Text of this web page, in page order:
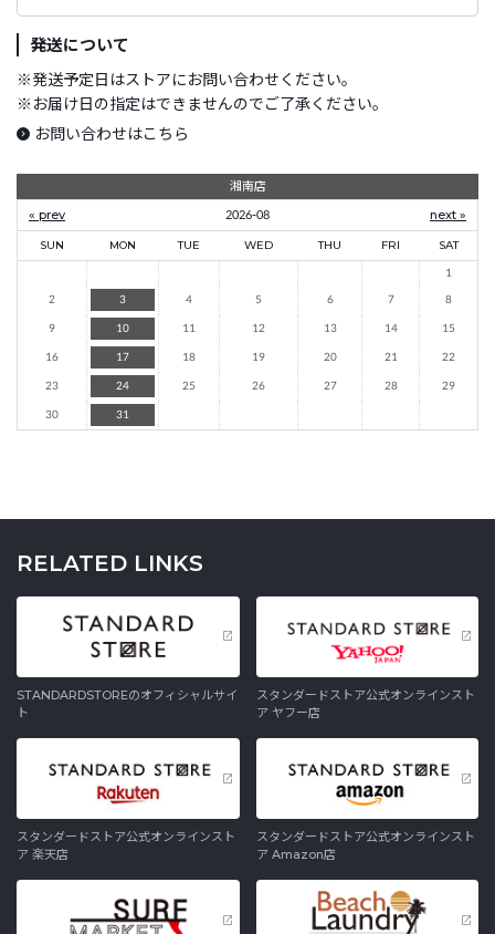
発送について
※発送予定日はストアにお問い合わせください。
※ お届け日の指定はできませんのでご了承ください。
お問い合わせはこちら
湘南店
« prev
2026-08 next »
SUN MON TUE WED THU FRI
SAT
1
2
3 4 5 6 7
8
9
10 11 12 13 14
15
16
17 18 19 20 21
22
23
24 25 26 27 28
29
30
31
RELATED LINKS
STANDARDSTOREのオフィシャルサイ
ト
スタンダードストア公式オンラインスト
ア ヤフー店
スタンダードストア公式オンラインスト
ア 楽天店
スタンダードストア公式オンラインスト
ア Amazon店